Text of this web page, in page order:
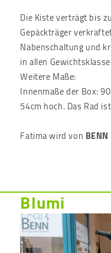
Die Kiste verträgt bis
Gepäckträger
Nabenschaltung und
in allen
Weitere Maße:
Innenmaße der Box:
54cm hoch. Das Rad
Fatima wird von
Blumi